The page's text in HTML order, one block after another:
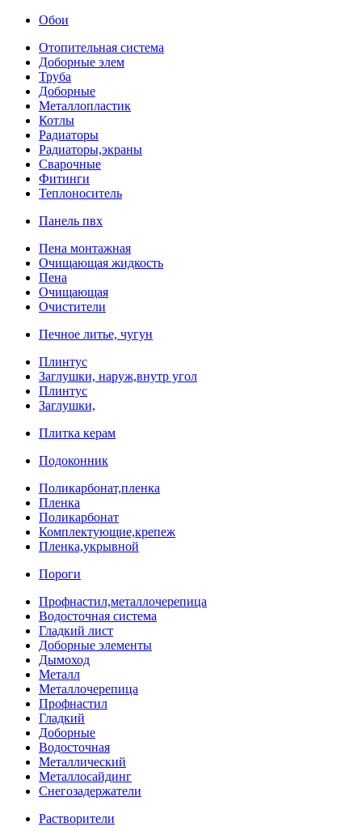
Обои
Отопительная система
Доборные элем
Труба
Доборные
Металлопластик
Котлы
Радиаторы
Радиаторы,экраны
Сварочные
Фитинги
Теплоноситель
Панель пвх
Пена монтажная
Очищающая жидкость
Пена
Очищающая
Очистители
Печное литье, чугун
Плинтус
Заглушки, наруж,внутр угол
Плинтус
Заглушки,
Плитка керам
Подоконник
Поликарбонат,пленка
Пленка
Поликарбонат
Комплектующие,крепеж
Пленка,укрывной
Пороги
Профнастил,металлочерепица
Водосточная система
Гладкий лист
Доборные элементы
Дымоход
Металл
Металлочерепица
Профнастил
Гладкий
Доборные
Водосточная
Металлический
Металлосайдинг
Снегозадержатели
Растворители